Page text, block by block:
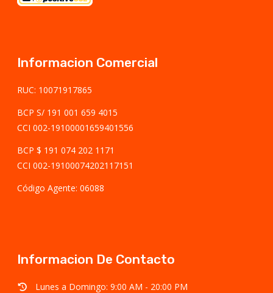
Informacion Comercial
RUC: 10071917865
BCP S/ 191 001 659 4015
CCI 002-19100001659401556
BCP $ 191 074 202 1171
CCI 002-19100074202117151
Código Agente: 06088
Informacion De Contacto
Lunes a Domingo: 9:00 AM - 20:00 PM